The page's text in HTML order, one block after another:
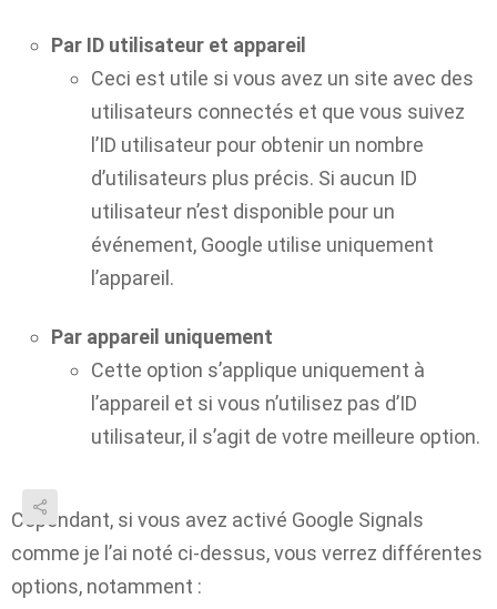
Par ID utilisateur et appareil
Ceci est utile si vous avez un site avec des
utilisateurs connectés et que vous suivez
l’ID utilisateur pour obtenir un nombre
d’utilisateurs plus précis. Si aucun ID
utilisateur n’est disponible pour un
événement, Google utilise uniquement
l’appareil.
Par appareil uniquement
Cette option s’applique uniquement à
l’appareil et si vous n’utilisez pas d’ID
utilisateur, il s’agit de votre meilleure option.
Cependant, si vous avez activé Google Signals
comme je l’ai noté ci-dessus, vous verrez différentes
options, notamment :